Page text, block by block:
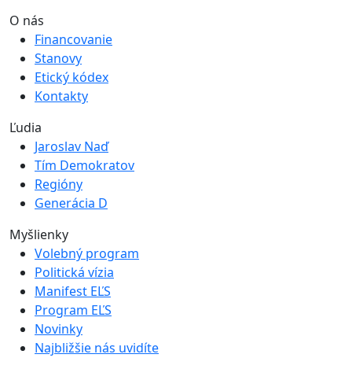
O nás
Financovanie
Stanovy
Etický kódex
Kontakty
Ľudia
Jaroslav Naď
Tím Demokratov
Regióny
Generácia D
Myšlienky
Volebný program
Politická vízia
Manifest EĽS
Program EĽS
Novinky
Najbližšie nás uvidíte